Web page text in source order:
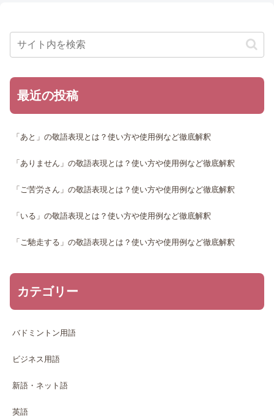
最近の投稿
「あと」の敬語表現とは？使い方や使用例など徹底解釈
「ありません」の敬語表現とは？使い方や使用例など徹底解釈
「ご苦労さん」の敬語表現とは？使い方や使用例など徹底解釈
「いる」の敬語表現とは？使い方や使用例など徹底解釈
「ご馳走する」の敬語表現とは？使い方や使用例など徹底解釈
カテゴリー
バドミントン用語
ビジネス用語
新語・ネット語
英語